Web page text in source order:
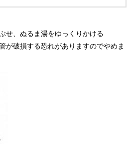
せ、ぬるま湯をゆっくりかける
が破損する恐れがありますのでやめま